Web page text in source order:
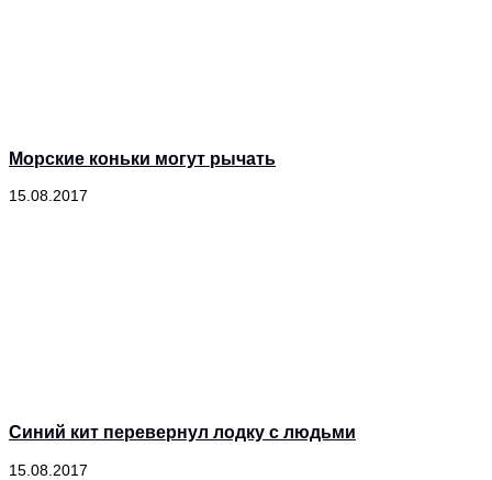
Морские коньки могут рычать
15.08.2017
Синий кит перевернул лодку с людьми
15.08.2017